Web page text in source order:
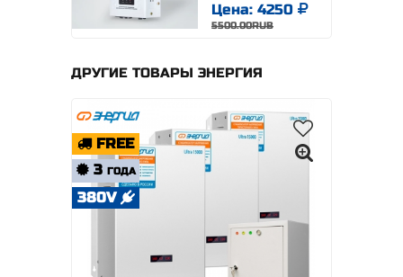
Цена: 4250
5500.00RUB
ДРУГИЕ ТОВАРЫ ЭНЕРГИЯ
FREE
3 ГОДА
380V